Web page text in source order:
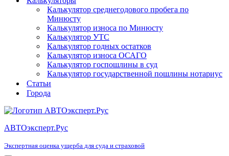
Калькулятор среднегодового пробега по
Минюсту
Калькулятор износа по Минюсту
Калькулятор УТС
Калькулятор годных остатков
Калькулятор износа ОСАГО
Калькулятор госпошлины в суд
Калькулятор государственной пошлины нотариус
Статьи
Города
АВТОэксперт.Рус
Экспертная оценка ущерба для суда и страховой